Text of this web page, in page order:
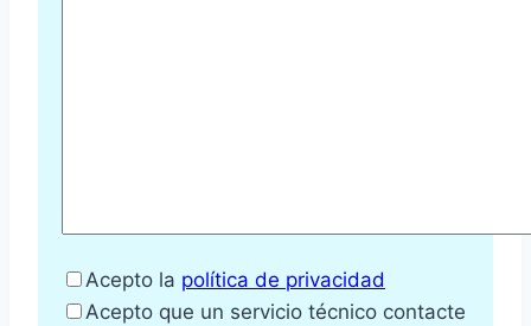
Acepto la política de privacidad
Acepto que un servicio técnico contacte